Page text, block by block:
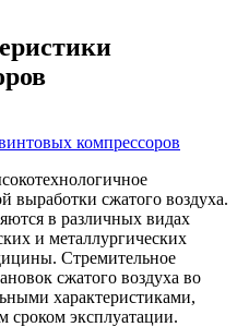
выработки сжатого воздуха.
в различных видах
и металлургических
Стремительное
сжатого воздуха во
характеристиками,
сроком эксплуатации.